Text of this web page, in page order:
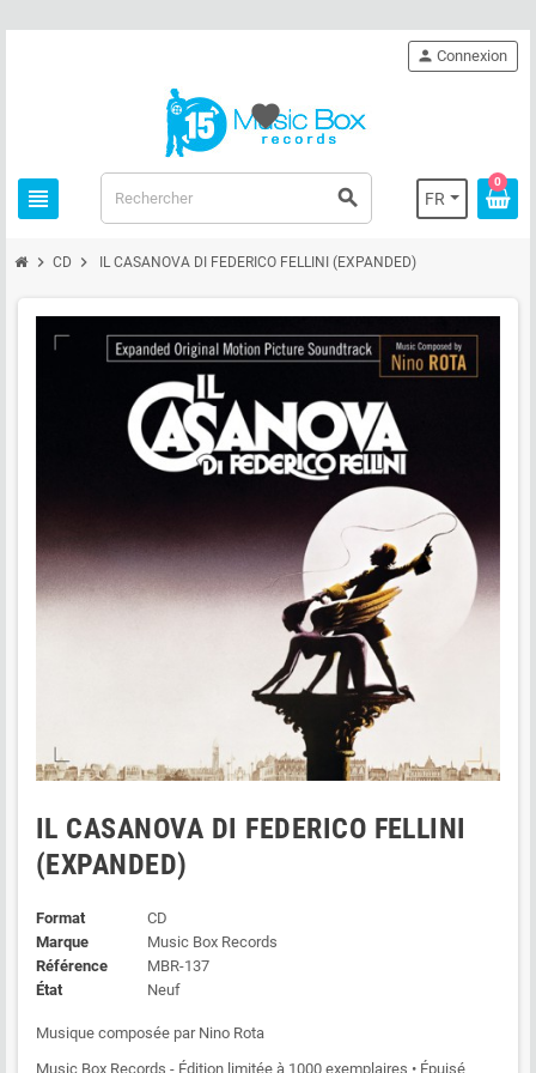
view_headline search FR
person Connexion
0
favorite
chevron_right CD chevron_right IL CASANOVA DI FEDERICO FELLINI (EXPANDED)
IL CASANOVA DI FEDERICO FELLINI
(EXPANDED)
Format
CD
Marque
Music Box Records
Référence
MBR-137
État
Neuf
Musique composée par Nino Rota
Music Box Records - Édition limitée à 1000 exemplaires • Épuisé